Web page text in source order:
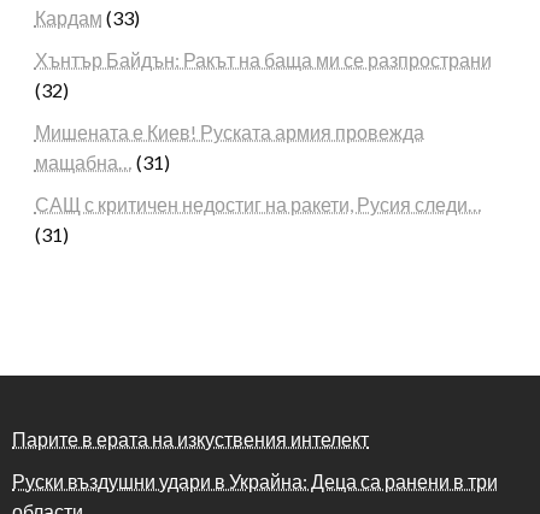
Кардам (33)
Хънтър Байдън: Ракът на баща ми се разпространи
(32)
Мишената е Киев! Руската армия провежда
мащабна… (31)
САЩ с критичен недостиг на ракети, Русия следи…
(31)
Парите в ерата на изкуствения интелект
Руски въздушни удари в Украйна: Деца са ранени в три